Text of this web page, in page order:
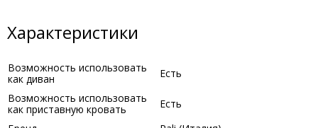
Характеристики
Возможность использовать
как диван
Есть
Возможность использовать
как приставную кровать
Есть